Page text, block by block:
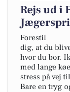
Rejs ud i
Forestil
dig, at du
hvor du bor.
med lange
stress på vej
Bare en tryg